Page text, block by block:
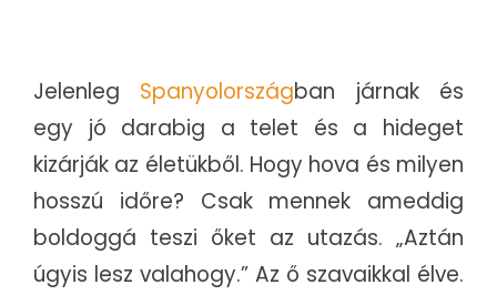
Jelenleg Spanyolországban járnak és
egy jó darabig a telet és a hideget
kizárják az életükből. Hogy hova és milyen
hosszú időre? Csak mennek ameddig
boldoggá teszi őket az utazás. „Aztán
úgyis lesz valahogy.” Az ő szavaikkal élve.